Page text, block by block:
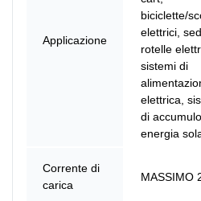
Applicazione
biciclette/
elettrici,
rotelle
sistemi di
elettrica,
di
energia
Corrente di
carica
MASSIMO